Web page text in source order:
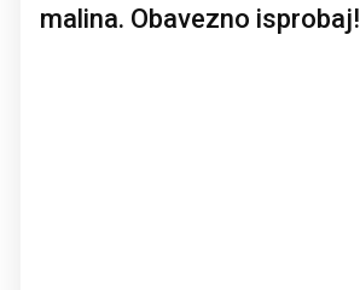
malina. Obavezno isprobaj!